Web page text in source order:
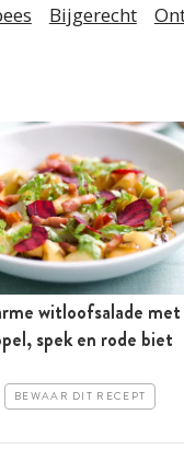
Bijgerecht
witloofsalade met
spek en rode biet
BEWAAR DIT RECEPT